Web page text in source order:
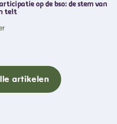
op de bso: de stem van
telt
artikelen